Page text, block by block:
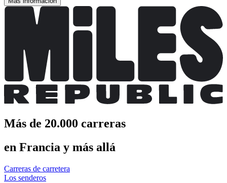
Más de 20.000 carreras
en Francia y más allá
Carreras de carretera
Los senderos